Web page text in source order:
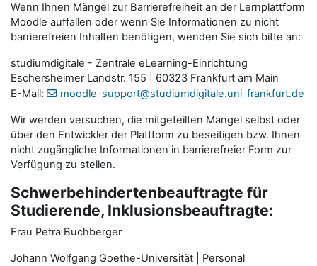
Wenn Ihnen Mängel zur Barrierefreiheit an der Lernplattform
Moodle auffallen oder wenn Sie Informationen zu nicht
barrierefreien Inhalten benötigen, wenden Sie sich bitte an:
studiumdigitale - Zentrale eLearning-Einrichtung
Eschersheimer Landstr. 155 | 60323 Frankfurt am Main
E-Mail:
moodle-support@studiumdigitale.uni-frankfurt.de
Wir werden versuchen, die mitgeteilten Mängel selbst oder
über den Entwickler der Plattform zu beseitigen bzw. Ihnen
nicht zugängliche Informationen in barrierefreier Form zur
Verfügung zu stellen.
Schwerbehindertenbeauftragte für
Studierende, Inklusionsbeauftragte:
Frau Petra Buchberger
Johann Wolfgang Goethe-Universität | Personal